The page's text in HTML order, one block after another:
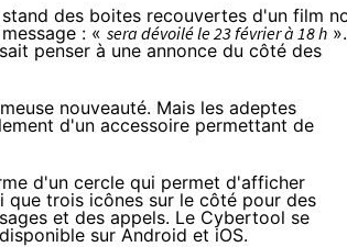
des boites recouvertes d'un film
: « sera dévoilé le 23 février à 18 h ».
penser à une annonce du côté des
nouveauté. Mais les adeptes
d'un accessoire permettant de
d'un cercle qui permet d'afficher
que trois icônes sur le côté pour des
et des appels. Le Cybertool se
sur Android et iOS.